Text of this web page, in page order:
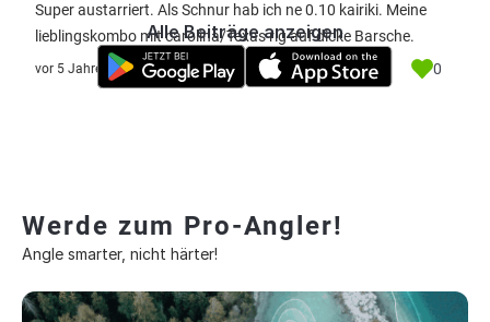
Super austarriert. Als Schnur hab ich ne 0.10 kairiki. Meine
lieblingskombo mit carolina/Texas rig auf dicke Barsche.
vor 5 Jahre 0
Alle Beiträge anzeigen
Werde zum Pro-Angler!
Angle smarter, nicht härter!